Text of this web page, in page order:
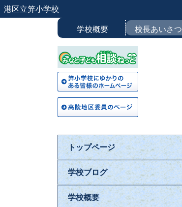
港区立笄小学校
学校概要 校長あいさつ
トップページ
学校ブログ
学校概要